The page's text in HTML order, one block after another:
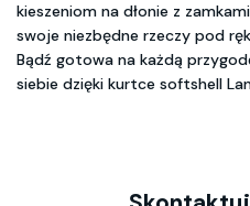
kieszeniom na dłonie z
swoje niezbędne rzeczy pod
Bądź gotowa na każdą
siebie dzięki kurtce softshell